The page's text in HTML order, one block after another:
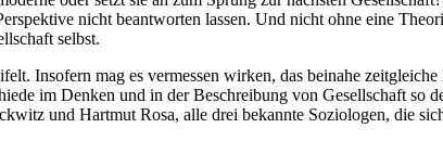
nicht beantworten lassen. Und nicht ohne eine
selbst.
Insofern mag es vermessen wirken, das beinahe
im Denken und in der Beschreibung von Gesellschaft so
und Hartmut Rosa, alle drei bekannte Soziologen, die